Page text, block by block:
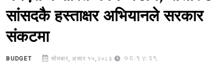
सांसदकै हस्ताक्षर अभियानले सरकार
संकटमा
BUDGET सोमबार, असार १५,२०८३ 08:14:39